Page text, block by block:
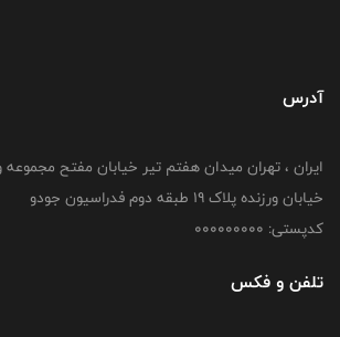
آدرس
ایران ، تهران میدان هفتم تیر خیابان مفتح
خیابان ورزنده پلاک ۱۹ طبقه دوم فدراسیون جودو
کدپستی: 000000000
تلفن و فکس